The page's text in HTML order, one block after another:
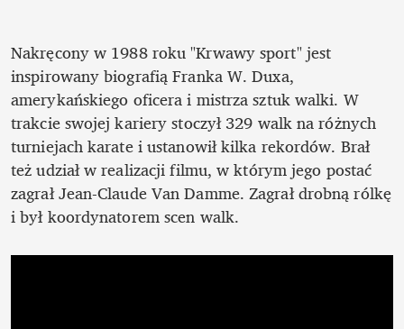
Nakręcony w 1988 roku "Krwawy sport" jest
inspirowany biografią Franka W. Duxa,
amerykańskiego oficera i mistrza sztuk walki. W
trakcie swojej kariery stoczył 329 walk na różnych
turniejach karate i ustanowił kilka rekordów. Brał
też udział w realizacji filmu, w którym jego postać
zagrał Jean-Claude Van Damme. Zagrał drobną rólkę
i był koordynatorem scen walk.